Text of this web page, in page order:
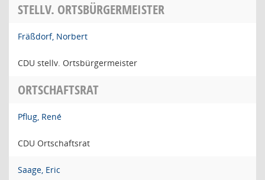
STELLV. ORTSBÜRGERMEISTER
Fräßdorf, Norbert
CDU stellv. Ortsbürgermeister
ORTSCHAFTSRAT
Pflug, René
CDU Ortschaftsrat
Saage, Eric